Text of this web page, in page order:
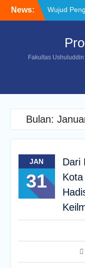
News:
Wujud
Yasinan
Hadis IAIN
Prestasi
untuk
Sivitas
Fakultas
Bulan:
JAN
31
Dari